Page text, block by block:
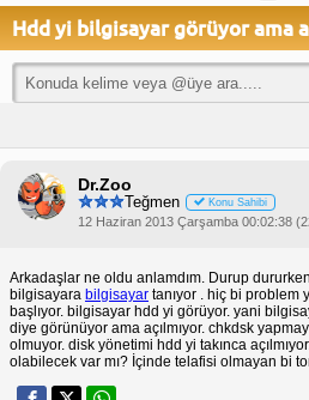
Hdd yi bilgisayar görüyor ama
Dr.Zoo
Teğmen Konu Sahibi
12 Haziran 2013 Çarşamba 00:02:38
Arkadaşlar ne oldu anlamdım. Durup
bilgisayara bilgisayar tanıyor . hiç bi problem
başlıyor. bilgisayar hdd yi görüyor. yani
diye görünüyor ama açılmıyor. chkdsk
olmuyor. disk yönetimi hdd yi takınca
olabilecek var mı? İçinde telafisi olmayan bi